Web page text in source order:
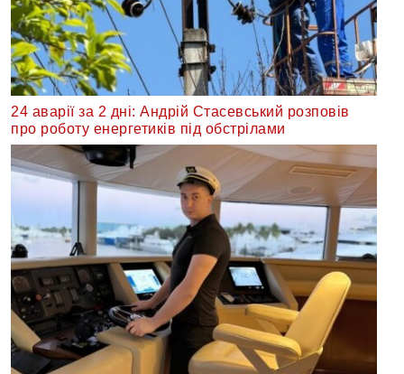
24 аварії за 2 дні: Андрій Стасевський розповів
про роботу енергетиків під обстрілами